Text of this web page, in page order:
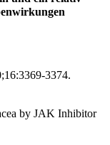
3374.
by JAK Inhibitor